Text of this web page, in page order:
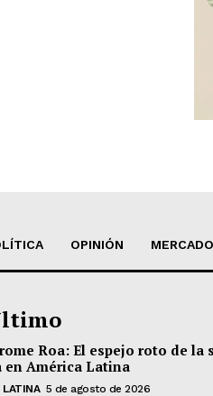
OPINIÓN MERCADO
Roa: El espejo roto de la
en América Latina
LATINA 5 de agosto de 2026